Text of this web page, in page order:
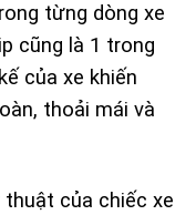
từng dòng xe
cũng là 1 trong
của xe khiến
thoải mái và
của chiếc xe